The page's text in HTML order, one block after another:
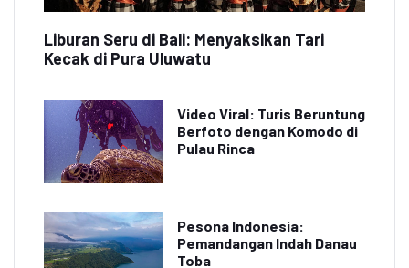
Liburan Seru di Bali: Menyaksikan Tari
Kecak di Pura Uluwatu
Video Viral: Turis Beruntung
Berfoto dengan Komodo di
Pulau Rinca
Pesona Indonesia:
Pemandangan Indah Danau
Toba